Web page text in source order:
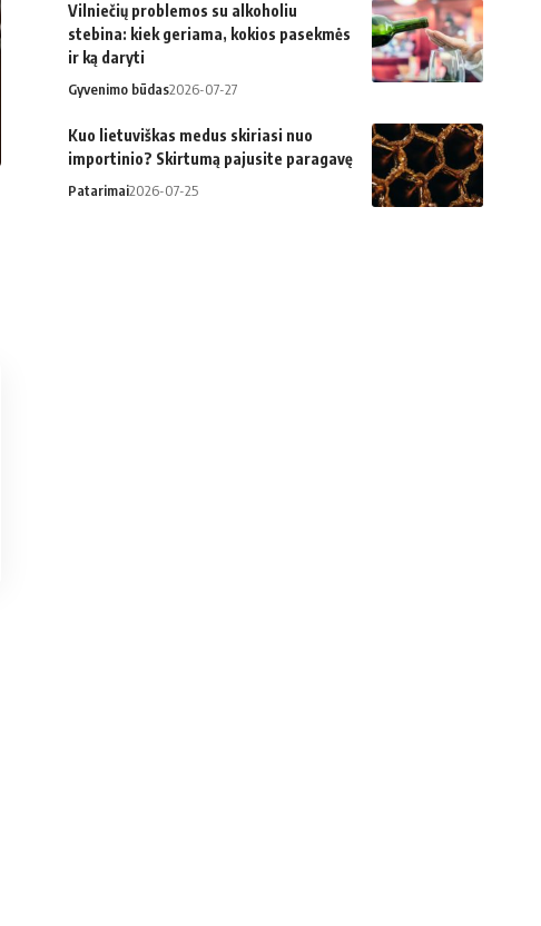
Vilniečių problemos su alkoholiu
stebina: kiek geriama, kokios pasekmės
ir ką daryti
Gyvenimo būdas2026-07-27
Kuo lietuviškas medus skiriasi nuo
importinio? Skirtumą pajusite paragavę
Patarimai2026-07-25